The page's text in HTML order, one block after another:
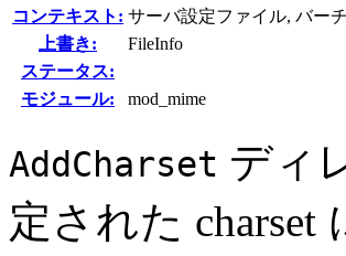
コンテキスト: サーバ設定ファイル, バー
上書き:
FileInfo
ステータス:
モジュール:
mod_mime
AddCharset ディ
定された